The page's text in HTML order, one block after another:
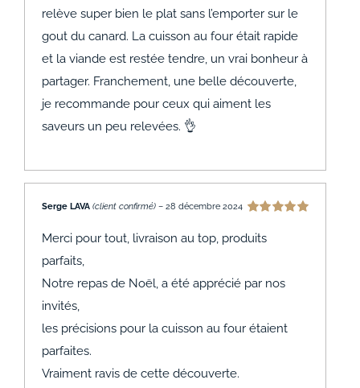
relève super bien le plat sans l’emporter sur le
gout du canard. La cuisson au four était rapide
et la viande est restée tendre, un vrai bonheur à
partager. Franchement, une belle découverte,
je recommande pour ceux qui aiment les
saveurs un peu relevées. 👌
Serge LAVA (client confirmé) – 28 décembre 2024
Merci pour tout, livraison au top, produits
parfaits,
Notre repas de Noël, a été apprécié par nos
invités,
les précisions pour la cuisson au four étaient
parfaites.
Vraiment ravis de cette découverte.